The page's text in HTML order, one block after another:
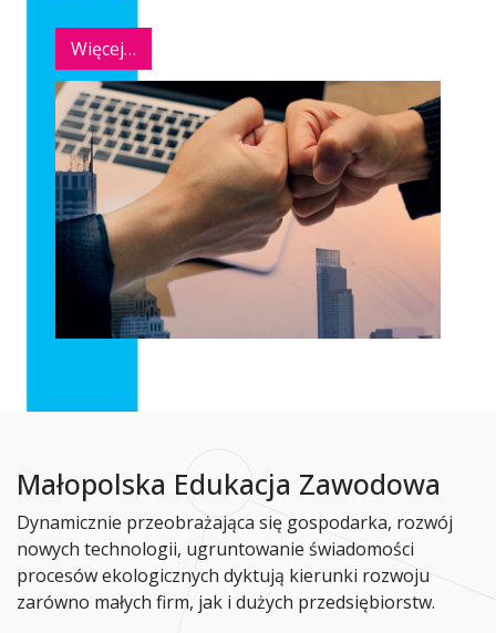
Więcej…
Małopolska Edukacja Zawodowa
Dynamicznie przeobrażająca się gospodarka, rozwój
nowych technologii, ugruntowanie świadomości
procesów ekologicznych dyktują kierunki rozwoju
zarówno małych firm, jak i dużych przedsiębiorstw.